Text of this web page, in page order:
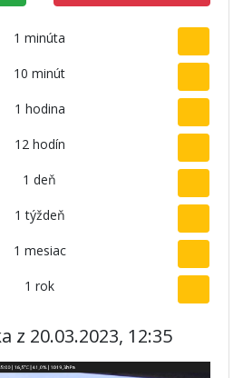
1 minúta
10 minút
1 hodina
12 hodín
1 deň
1 týždeň
1 mesiac
1 rok
z 20.03.2023, 12:35